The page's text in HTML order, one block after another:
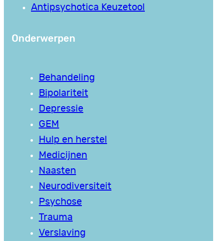
Antipsychotica Keuzetool
Onderwerpen
Behandeling
Bipolariteit
Depressie
GEM
Hulp en herstel
Medicijnen
Naasten
Neurodiversiteit
Psychose
Trauma
Verslaving